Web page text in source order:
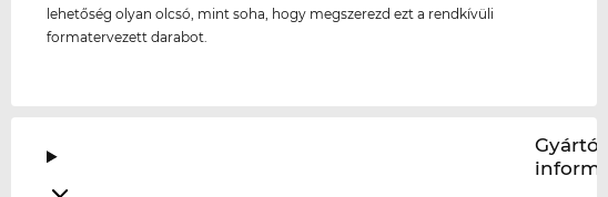
lehetőség olyan olcsó, mint soha, hogy megszerezd ezt a rendkívüli
formatervezett darabot.
Gyártói